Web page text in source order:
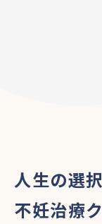
人生の選
不妊治療